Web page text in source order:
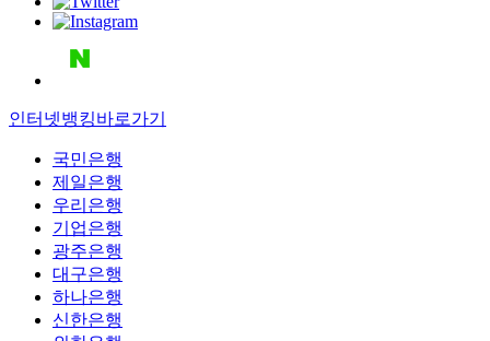
인터넷뱅킹바로가기
국민은행
제일은행
우리은행
기업은행
광주은행
대구은행
하나은행
신한은행